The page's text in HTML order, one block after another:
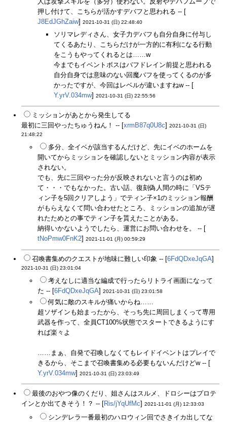
押し付けて、こちらが活かすデバフと思われる -- [
J8EdJGhZaiw] 2021-10-31 (日) 22:48:40
ソリマレディさん、女子力デバフも自分自身に付与し
てくるあたり、こちらだけが一方的に有利になる行動
をこうもやってくれるとは……w
今までもイベントボスはバフドレイン前提と思われる
自分自身では意味のない回魔バフを使ってくるのが多
かったですが、今回はレベルが違いますねw -- [
Y.yrV.034mw] 2021-10-31 (日) 22:55:56
ミッションがあとから発生してる
最初に三回やったちゅうねん！ -- [xrmB87q0U8c] 2021-10-31 (日)
21:48:22
多分、全イベが該当するんだけど、先にイベのホームを
開いてからミッションを確認しないとミッション内容が表示
されない。
でも、先に三回やった分が反映されないと言うのは初め
て・・・でもなかった。古い話、復刻偽人間の時に「VSテ
ィン子を5回クリアしよう」でティン子×1のミッション報酬
がもらえなくて問い合わせたところ、ミッションの追加が遅
れたためとの事でティン子を貰えたことがある。
納得いかないようでしたら、運営にお問い合わせを。 -- [
tNoPmw0FnK2] 2021-11-01 (月) 00:59:29
召喚書集めのクエストが地味に難しい印象 -- [6FdQDxeJqGA]
2021-10-31 (日) 23:01:04
考えなしに適当な編成で行ったらリトライ画面になって
た -- [6FdQDxeJqGA] 2021-10-31 (日) 23:01:58
何気に敵のスキルが痛いからね……
超ソザインも始まったから、そっち先に周回しまくって専用
武器を作って、全員CT100%状態でスタートできるようにす
れば楽々よ
……まぁ、自発で召喚しなくてもレイドイベントはプレイで
きるから、そこまで召喚書集める必要もないんだけどw -- [
Y.yrV.034mw] 2021-10-31 (日) 23:03:49
最後のおやつ像のくだり、姐さんはスルメ、ドロシーはプロテ
インとか出てきそう！？ -- [Ris/jYqUfMc] 2021-11-01 (月) 12:33:03
シンデレラ一番最初のハロウィン回でさきイカ出してな